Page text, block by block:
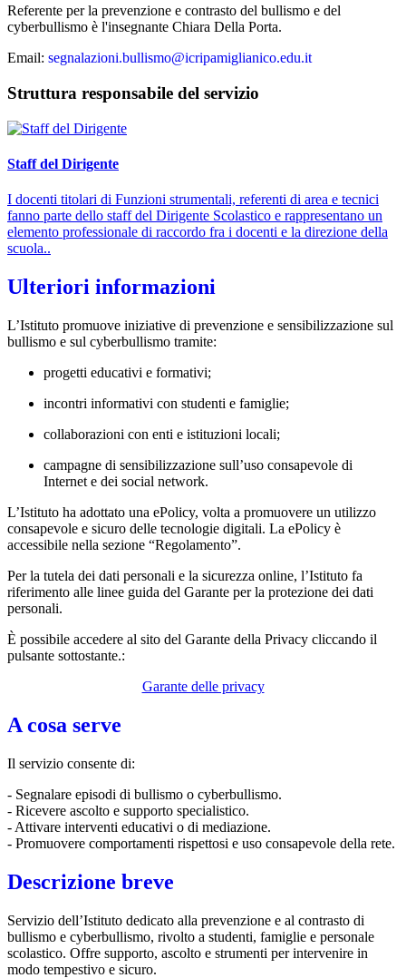
Referente per la prevenzione e contrasto del bullismo e del
cyberbullismo è l'insegnante Chiara Della Porta.
Email: segnalazioni.bullismo@icripamiglianico.edu.it
Struttura responsabile del servizio
Staff del Dirigente
I docenti titolari di Funzioni strumentali, referenti di area e tecnici
fanno parte dello staff del Dirigente Scolastico e rappresentano un
elemento professionale di raccordo fra i docenti e la direzione della
scuola..
Ulteriori informazioni
L’Istituto promuove iniziative di prevenzione e sensibilizzazione sul
bullismo e sul cyberbullismo tramite:
progetti educativi e formativi;
incontri informativi con studenti e famiglie;
collaborazioni con enti e istituzioni locali;
campagne di sensibilizzazione sull’uso consapevole di
Internet e dei social network.
L’Istituto ha adottato una ePolicy, volta a promuovere un utilizzo
consapevole e sicuro delle tecnologie digitali. La ePolicy è
accessibile nella sezione “Regolamento”.
Per la tutela dei dati personali e la sicurezza online, l’Istituto fa
riferimento alle linee guida del Garante per la protezione dei dati
personali.
È possibile accedere al sito del Garante della Privacy cliccando il
pulsante sottostante.:
Garante delle privacy
A cosa serve
Il servizio consente di:
- Segnalare episodi di bullismo o cyberbullismo.
- Ricevere ascolto e supporto specialistico.
- Attivare interventi educativi o di mediazione.
- Promuovere comportamenti rispettosi e uso consapevole della rete.
Descrizione breve
Servizio dell’Istituto dedicato alla prevenzione e al contrasto di
bullismo e cyberbullismo, rivolto a studenti, famiglie e personale
scolastico. Offre supporto, ascolto e strumenti per intervenire in
modo tempestivo e sicuro.